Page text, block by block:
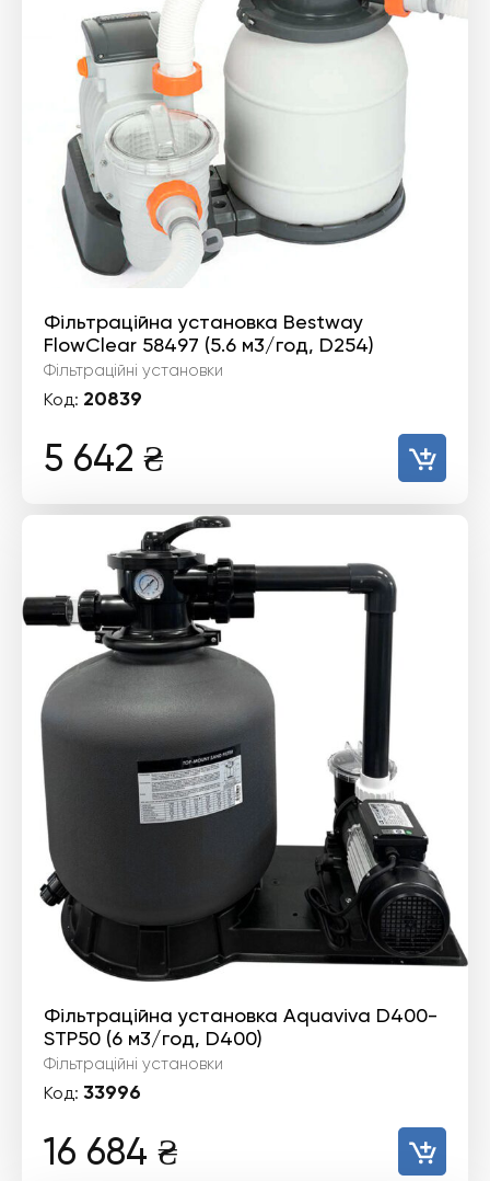
Фільтраційна установка Bestway
FlowClear 58497 (5.6 м3/год, D254)
Фільтраційні установки
Код: 20839
5 642 ₴
Фільтраційна установка Aquaviva D400-
STP50 (6 м3/год, D400)
Фільтраційні установки
Код: 33996
16 684 ₴